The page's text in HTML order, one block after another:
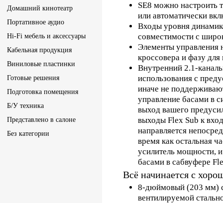
Домашний кинотеатр
Портативное аудио
Hi-Fi мебель и аксессуары
Кабельная продукция
Виниловые пластинки
Готовые решения
Подготовка помещения
Б/У техника
Представлено в салоне
Без категории
SE8 можно настроить
или автоматически
Входы уровня
совместимости с
Элементы управления
кроссовера и фазу для
Внутренний 2.1-
использования с
иначе не
управление басами в
выход вашего
выходы Flex Sub к
направляется
время как остальная
усилитель мощности,
басами в сабвуфере
Всё начинается с
8-дюймовый (203 мм)
вентилируемой